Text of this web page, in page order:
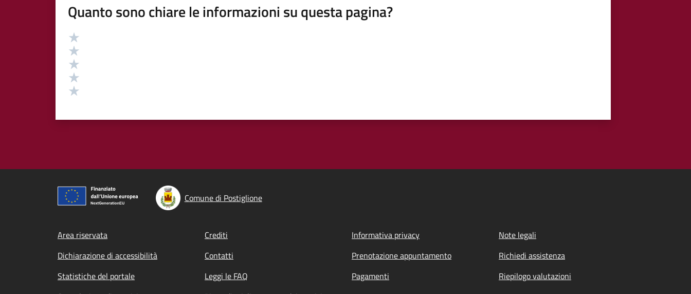
Quanto sono chiare le informazioni su questa pagina?
Valutazione
Comune di Postiglione
Footer menu
Area riservata Crediti Informativa privacy
Note legali
Dichiarazione di accessibilità
Contatti Prenotazione appuntamento
Richiedi assistenza
Statistiche del portale
Leggi le FAQ Pagamenti
Riepilogo valutazioni